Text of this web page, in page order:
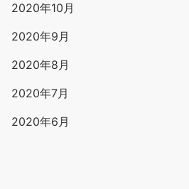
2020年10月
2020年9月
2020年8月
2020年7月
2020年6月